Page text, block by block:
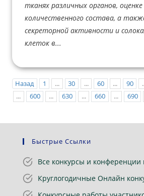
тканях различных органов, оценке
количественного состава, а
секреторной активности и
клеток в...
Назад 1 ... 30 ... 60 ... 90
...
600 ... 630 ... 660 ... 690
Быстрые Ссылки
Все конкурсы и конференции
Круглогодичные Онлайн